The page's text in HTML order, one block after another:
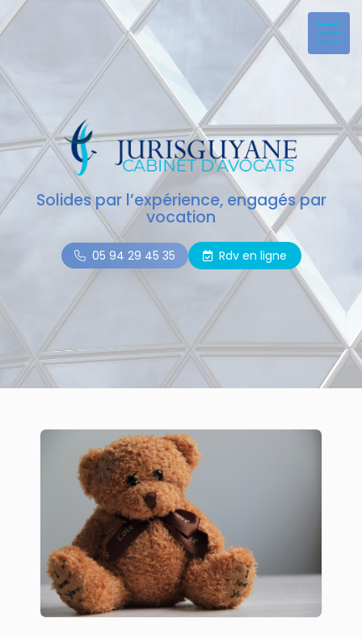
Solides par l’expérience, engagés par
vocation
05 94 29 45 35 Rdv en ligne